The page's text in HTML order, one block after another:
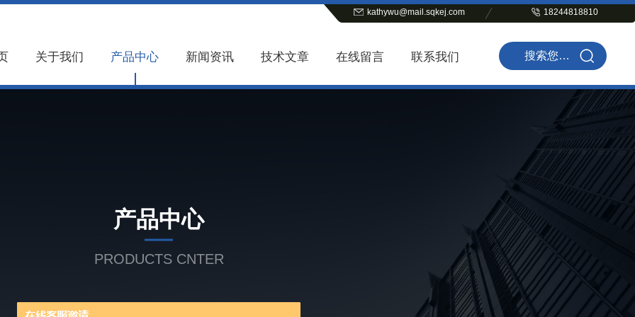
kathywu@mail.sqkej.com 18244818810
关于我们 产品中心 新闻资讯 技术文章 在线留言 联系我们
产品中心
PRODUCTS CNTER